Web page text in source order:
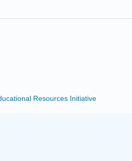
Resources Initiative